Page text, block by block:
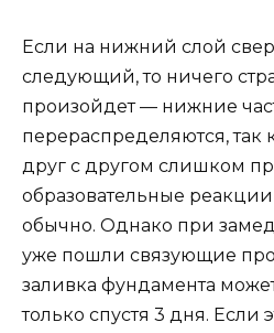
Если на нижний слой
следующий, то ничего
произойдет — нижние
перераспределяются, так
друг с другом слишком
образовательные
обычно. Однако при
уже пошли связующие
заливка фундамента
только спустя 3 дня. Если